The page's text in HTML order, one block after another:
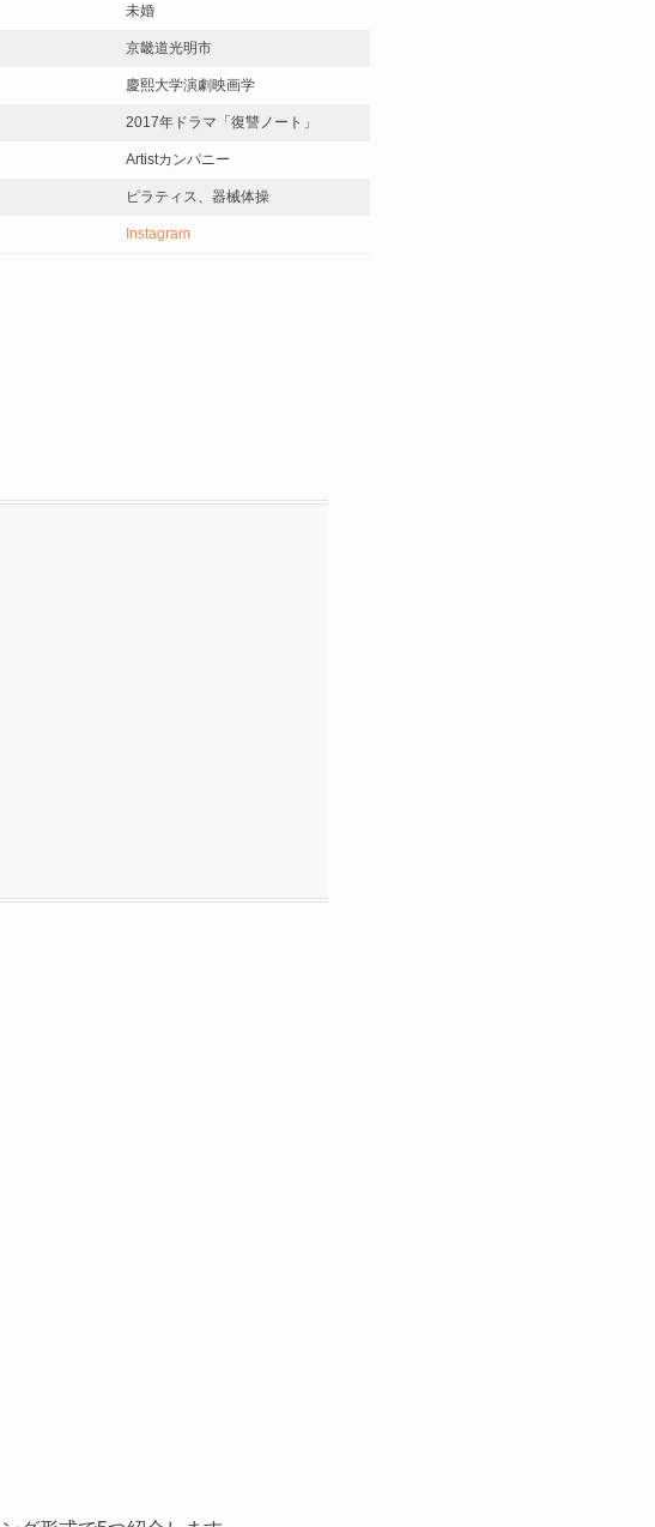
未婚
京畿道光明市
慶熙大学演劇映画学
2017年ドラマ「復讐ノート」
Artistカンパニー
ピラティス、器械体操
Instagram